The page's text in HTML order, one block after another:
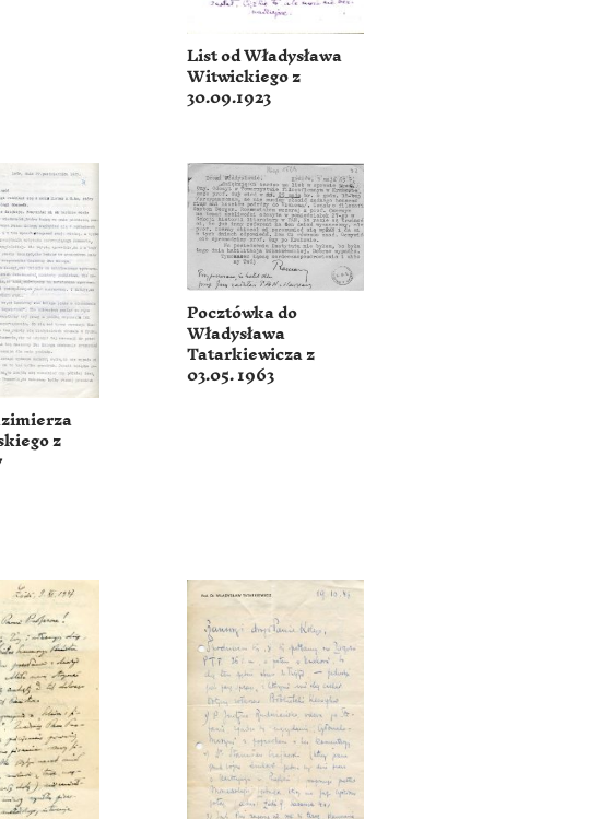
List od Władysława
Witwickiego z
30.09.1923
z
Pocztówka do
Władysława
Tatarkiewicza z
03.05. 1963